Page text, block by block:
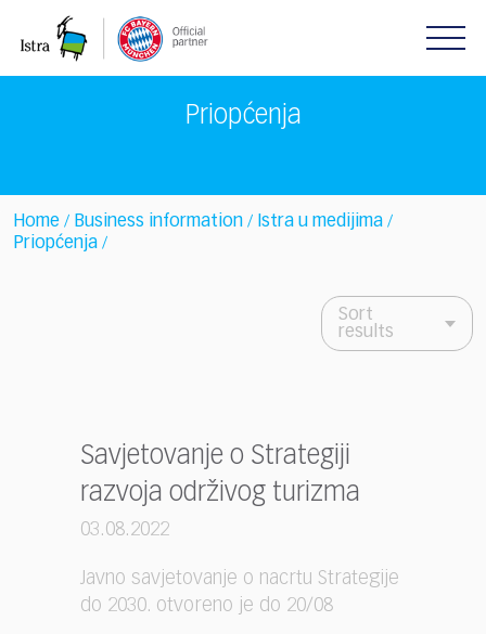
note:
Priopćenja
Home / Business information / Istra u medijima /
Priopćenja /
Sort
results
Savjetovanje o Strategiji
razvoja održivog turizma
03.08.2022
Javno savjetovanje o nacrtu Strategije
do 2030. otvoreno je do 20/08